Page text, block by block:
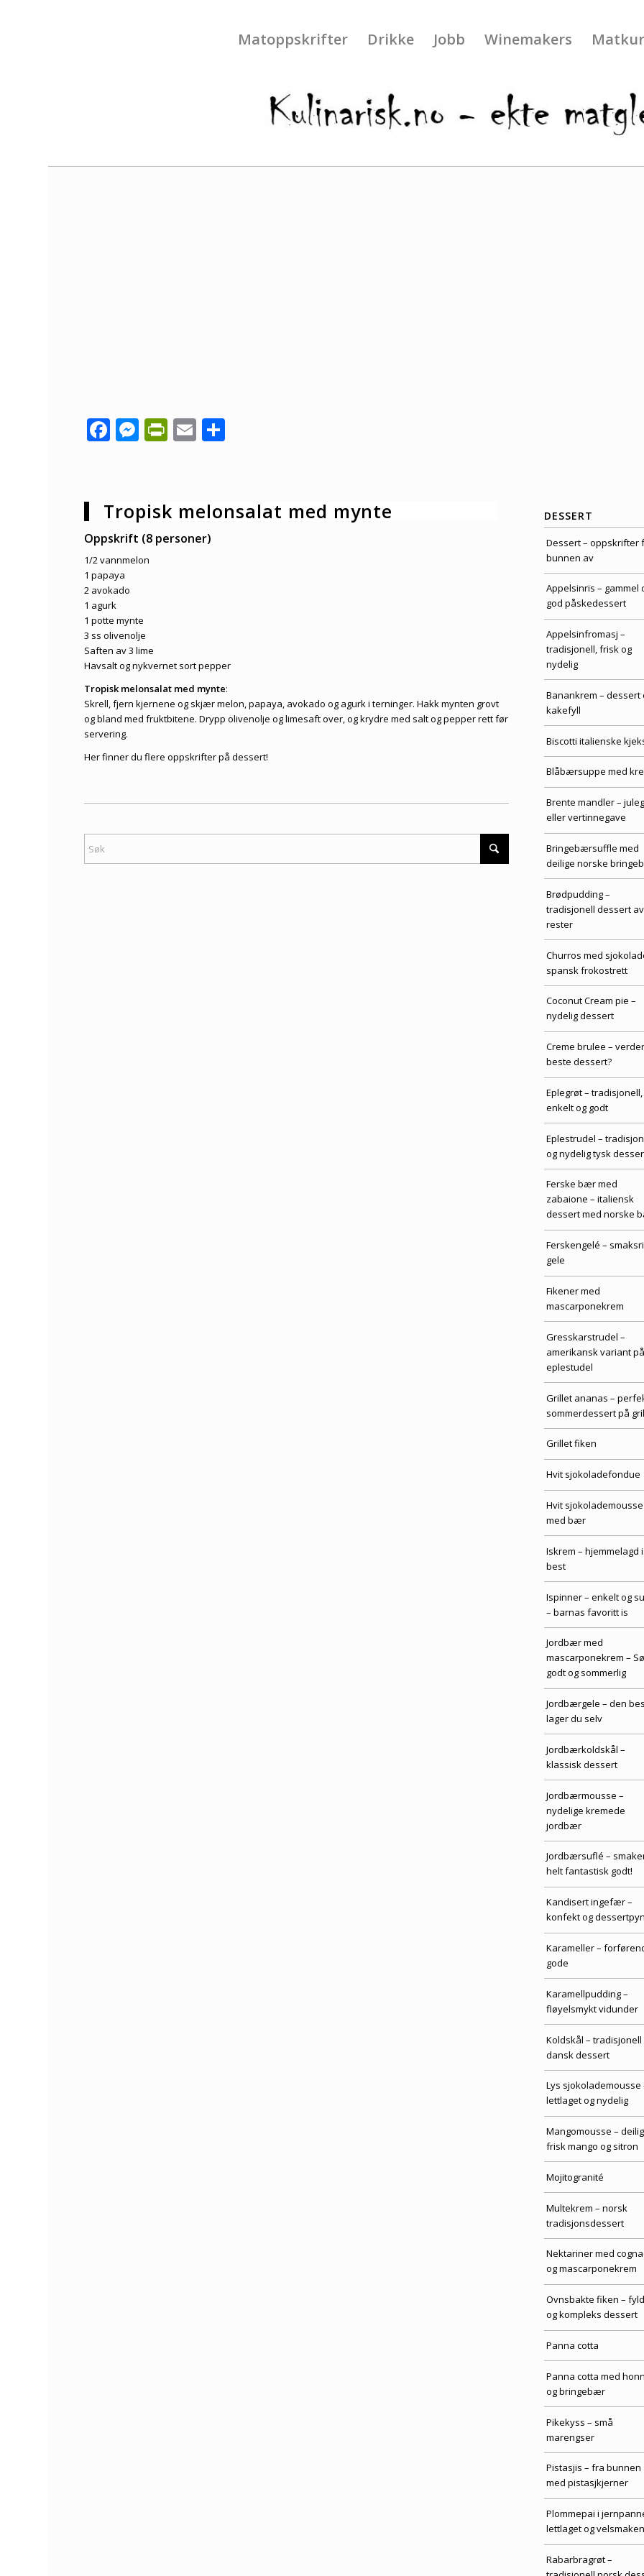
Matoppskrifter Drikke Jobb Winemakers
Facebook
Messenger
PrintFriendly
Email
Tropisk melonsalat med mynte
Oppskrift (8 personer)
1/2 vannmelon
1 papaya
2 avokado
1 agurk
1 potte mynte
3 ss olivenolje
Saften av 3 lime
Havsalt og nykvernet sort pepper
Tropisk melonsalat med mynte:
Skrell, fjern kjernene og skjær melon, papaya, avokado og agurk i terninger. Hakk mynten grovt
og bland med fruktbitene. Drypp olivenolje og limesaft over, og krydre med salt og pepper rett før
servering.
Her finner du flereoppskrifter på dessert!
DESSERT
Dessert – oppskrifter
bunnen av
Appelsinris – gammel
god påskedessert
Appelsinfromasj –
tradisjonell, frisk og
nydelig
Banankrem – dessert
kakefyll
Biscotti italienske
Blåbærsuppe med
Brente mandler –
eller vertinnegave
Bringebærsuffle med
deilige norske
Brødpudding –
tradisjonell dessert av
rester
Churros med
spansk frokostrett
Coconut Cream pie –
nydelig dessert
Creme brulee –
beste dessert?
Eplegrøt – tradisjonell,
enkelt og godt
Eplestrudel –
og nydelig tysk
Ferske bær med
zabaione – italiensk
dessert med norske
Ferskengelé –
gele
Fikener med
mascarponekrem
Gresskarstrudel –
amerikansk variant på
eplestudel
Grillet ananas –
sommerdessert på
Grillet fiken
Hvit sjokoladefondue
Hvit sjokolademousse
med bær
Iskrem – hjemmelagd
best
Ispinner – enkelt og
– barnas favoritt is
Jordbær med
mascarponekrem –
godt og sommerlig
Jordbærgele – den
lager du selv
Jordbærkoldskål –
klassisk dessert
Jordbærmousse –
nydelige kremede
jordbær
Jordbærsuflé –
helt fantastisk godt!
Kandisert ingefær –
konfekt og
Karameller –
gode
Karamellpudding –
fløyelsmykt vidunder
Koldskål – tradisjonell
dansk dessert
Lys sjokolademousse
lettlaget og nydelig
Mangomousse – deilig
frisk mango og sitron
Mojitogranité
Multekrem – norsk
tradisjonsdessert
Nektariner med
og mascarponekrem
Ovnsbakte fiken –
og kompleks dessert
Panna cotta
Panna cotta med
og bringebær
Pikekyss – små
marengser
Pistasjis – fra bunnen
med pistasjkjerner
Plommepai i
lettlaget og
Rabarbragrøt –